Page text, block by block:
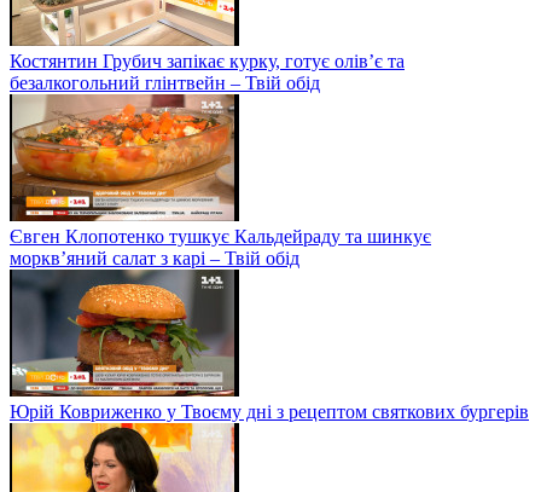
Костянтин Грубич запікає курку, готує олів’є та
безалкогольний глінтвейн – Твій обід
Євген Клопотенко тушкує Кальдейраду та шинкує
моркв’яний салат з карі – Твій обід
Юрій Ковриженко у Твоєму дні з рецептом святкових бургерів